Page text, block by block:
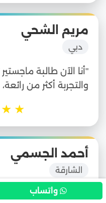
مريم الشحي
دبي
"أنا الآن طالبة
والتجربة أكثر من
★
★
أحمد الجسمي
الشارقة
"أرسلت استفساري وتم
واتساب